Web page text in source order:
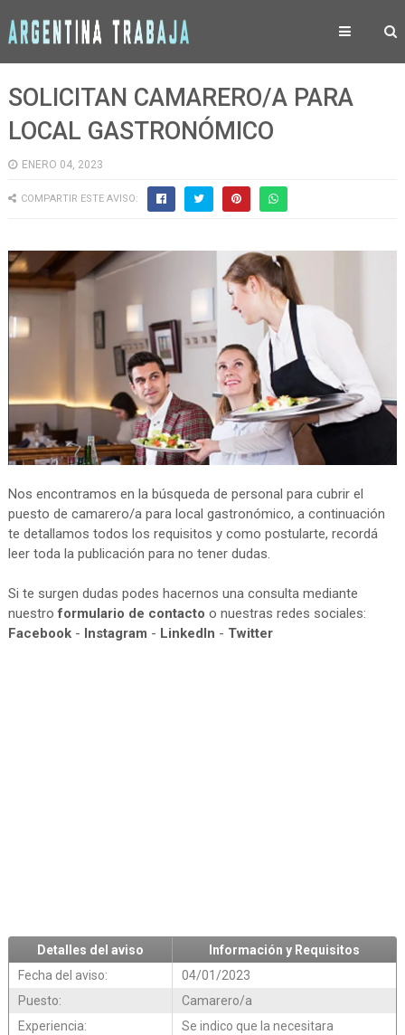
SOLICITAN CAMARERO/A PARA
LOCAL GASTRONÓMICO
ENERO 04, 2023
COMPARTIR ESTE AVISO:
Nos encontramos en la búsqueda de personal para cubrir el
puesto de camarero/a para local gastronómico, a continuación
te detallamos todos los requisitos y como postularte, recordá
leer toda la publicación para no tener dudas.
Si te surgen dudas podes hacernos una consulta mediante
nuestroformulario de contacto o nuestras redes sociales:
Facebook- Instagram - LinkedIn - Twitter
Detalles del aviso
Información y Requisitos
Fecha del aviso:
04/01/2023
Puesto:
Camarero/a
Experiencia:
Se indico que la necesitara